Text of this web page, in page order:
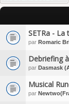
SETRa -
par Romaric
Debriefing
par Dasmask
Musical
par